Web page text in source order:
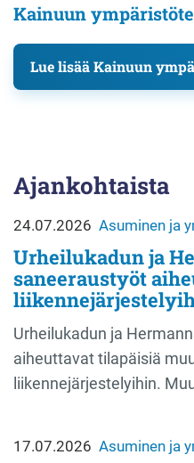
Kainuun
Lue lisää Kainuun
Ajankohtaista
24.07.2026 Asuminen ja
Urheilukadun ja
saneeraustyöt
Urheilukadun ja
aiheuttavat tilapäisiä
liikennejärjestelyihin.
17.07.2026 Asuminen ja